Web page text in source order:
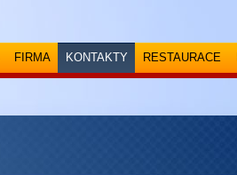
FIRMA KONTAKTY RESTAURACE